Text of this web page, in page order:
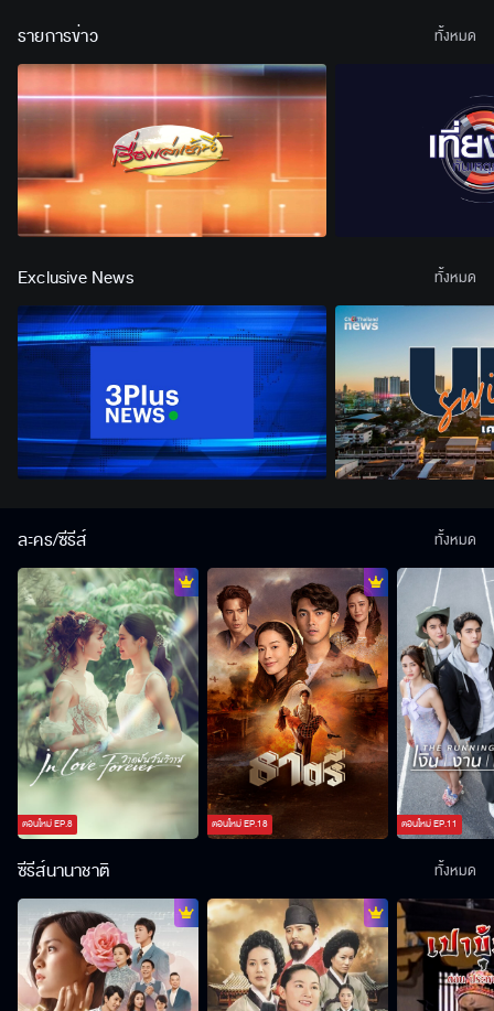
รายการข่าว ทั้งหมด
Exclusive News ทั้งหมด
ละคร/ซีรีส์
ตอนใหม่EP.8 ตอนใหม่EP.18 ตอนใหม่EP.11
ทั้งหมด
ซีรีส์นานาชาติ ทั้งหมด